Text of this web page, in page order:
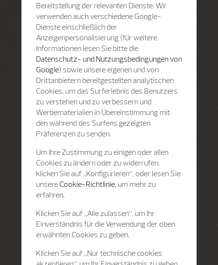
Bereitstellung der relevanten Dienste. Wir
verwenden auch verschiedene Google-
Dienste einschließlich der
Anzeigenpersonalisierung (für weitere
Informationen lesen Sie bitte die
Datenschutz- und Nutzungsbedingungen von
Google) sowie unsere eigenen und von
Drittanbietern bereitgestellten analytischen
Cookies, um das Surferlebnis des Benutzers
zu verstehen und zu verbessern und
Werbematerialien in Übereinstimmung mit
den während des Surfens gezeigten
Präferenzen zu senden.
Um Ihre Zustimmung zu einigen oder allen
Cookies zu ändern oder zu widerrufen,
klicken Sie auf „Konfigurieren“, oder lesen Sie
unsere Cookie-Richtlinie, um mehr zu
erfahren.
Klicken Sie auf „Alle zulassen“, um Ihr
Einverständnis für die Verwendung der oben
erwähnten Cookies zu geben.
Klicken Sie auf „Nur technische cookies